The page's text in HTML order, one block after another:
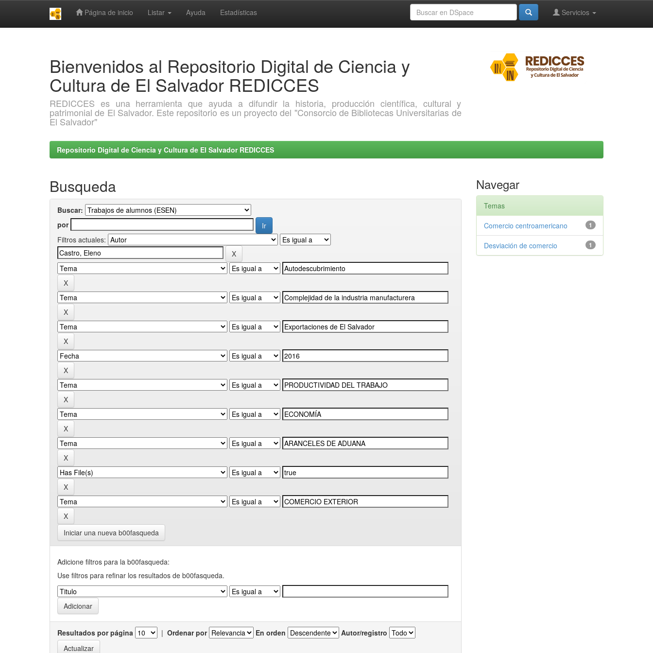
Página de inicio Listar Ayuda Estadísticas Servicios
Bienvenidos al Repositorio Digital de Ciencia y
Cultura de El Salvador REDICCES
REDICCES es una herramienta que ayuda a difundir la historia, producción científica, cultural y
patrimonial de El Salvador. Este repositorio es un proyecto del "Consorcio de Bibliotecas Universitarias de
El Salvador"
Repositorio Digital de Ciencia y Cultura de El Salvador REDICCES
Busqueda
Buscar:
por
Filtros actuales:
Iniciar una nueva b00fasqueda
Adicione filtros para la b00fasqueda:
Use filtros para refinar los resultados de b00fasqueda.
Resultados por página | Ordenar por En orden Autor/registro
Navegar
Temas
1
Comercio centroamericano
1
Desviación de comercio